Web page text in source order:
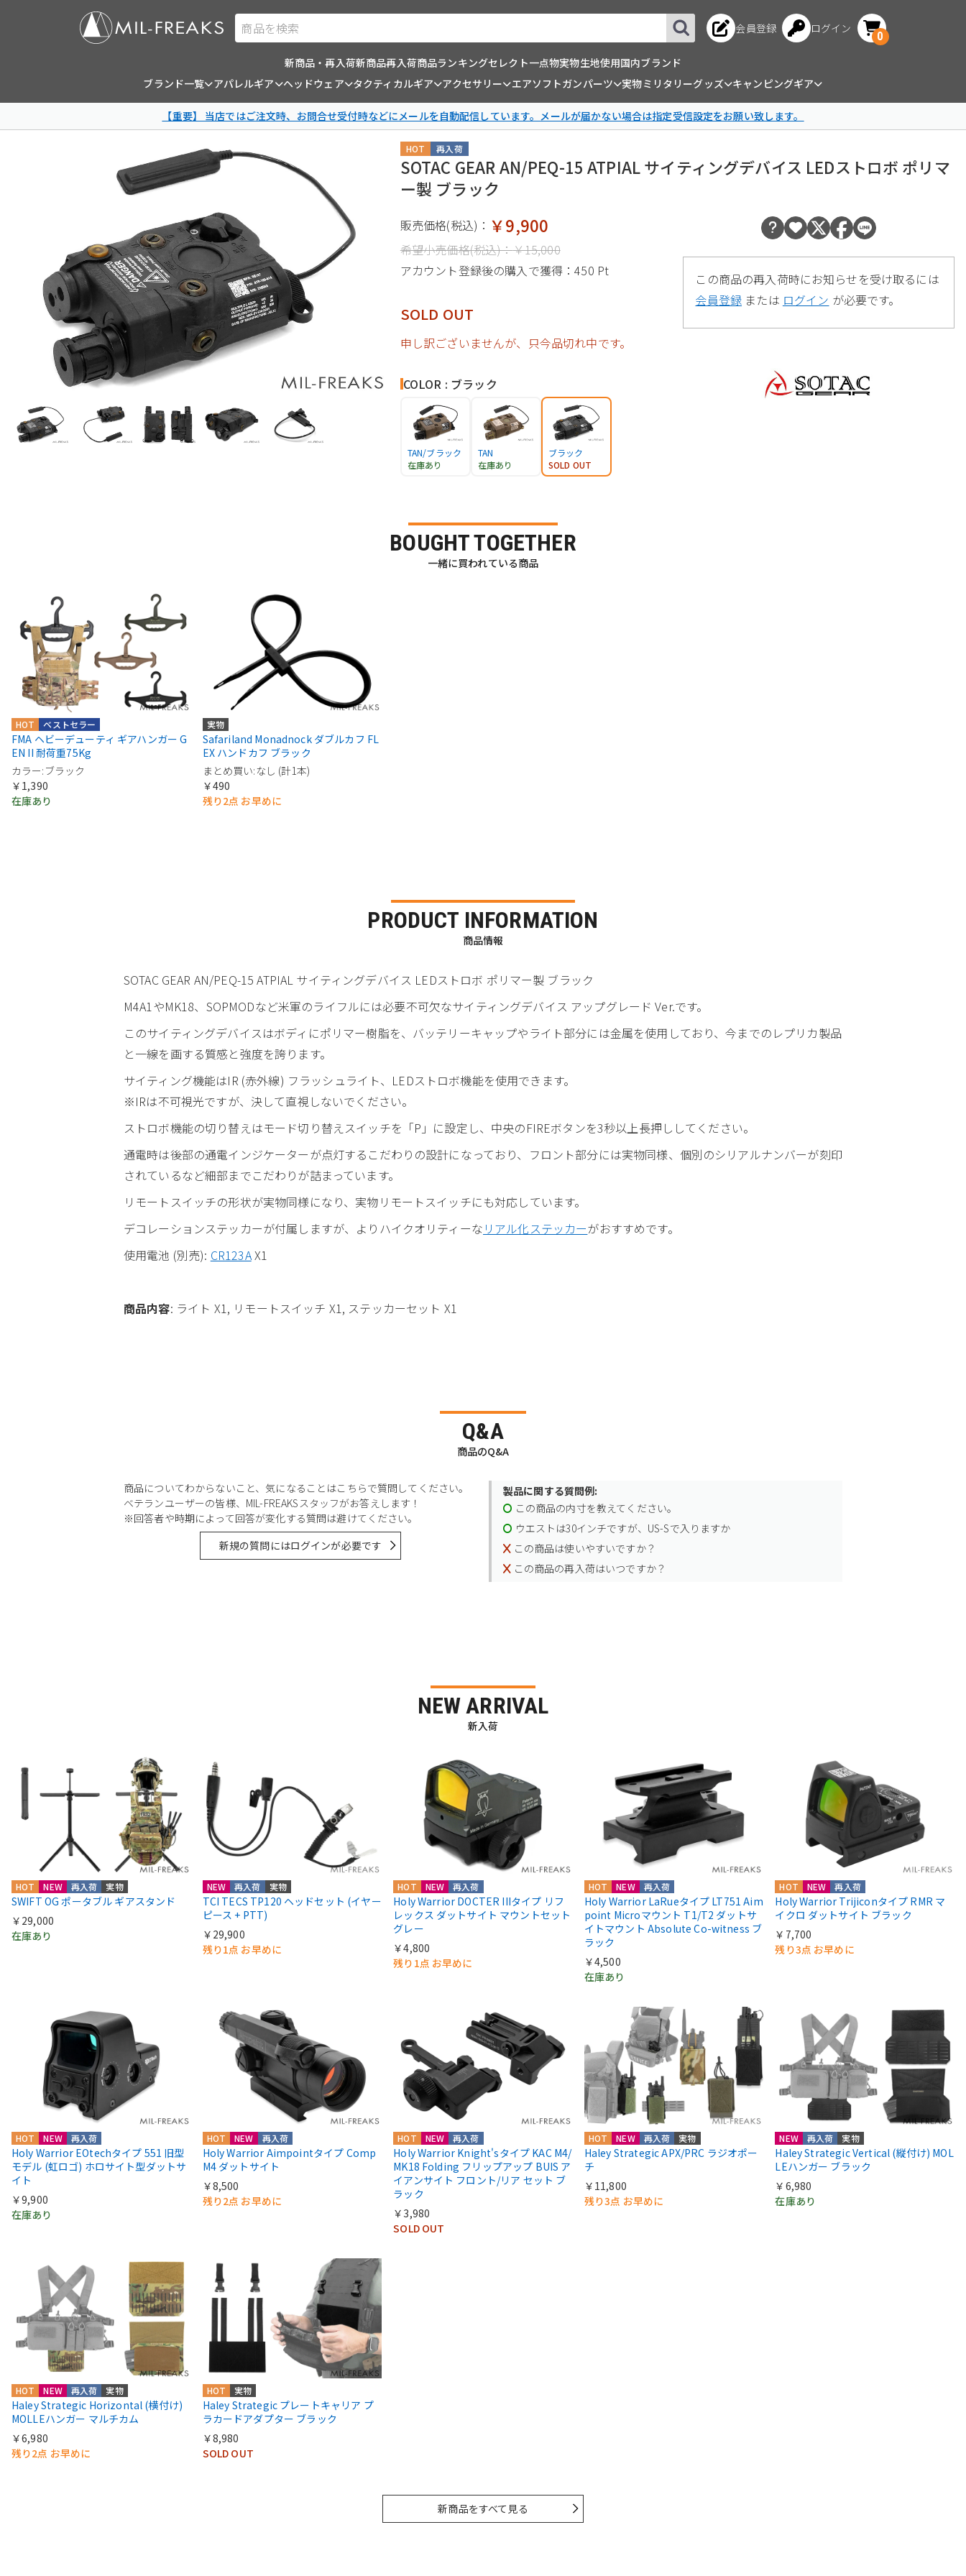
商品を検索 会員登録 ログイン
0
新商品・再入荷新商品再入荷商品ランキングセレクト一点物実物生地使用国内ブランド
ブランド一覧
アパレルギア ヘッドウェア タクティカルギア アクセサリー エアソフトガンパーツ 実物ミリタリーグッズ キャンピングギア
【重要】 当店ではご注文時、お問合せ受付時などにメールを自動配信しています。メールが届かない場合は指定受信設定をお願い致します。
再入荷
HOT
SOTAC GEAR AN/PEQ-15 ATPIAL サイティングデバイス LEDストロボ ポリマ
ー製 ブラック
販売価格(税込)： ￥9,900
希望小売価格(税込)：￥15,000
アカウント登録後の購入で獲得：450 Pt
SOLD OUT
申し訳ございませんが、只今品切れ中です。
COLOR : ブラック
TAN/ブラック
在庫あり
TAN
在庫あり
ブラック
SOLD OUT
この商品の再入荷時にお知らせを受け取るには
会員登録 または ログイン が必要です。
BOUGHT TOGETHER
一緒に買われている商品
ベストセラー
HOT
FMA ヘビーデューティ ギアハンガー G
EN II 耐荷重75Kg
カラー:ブラック
￥1,390
在庫あり
実物
Safariland Monadnock ダブルカフ FL
EX ハンドカフ ブラック
まとめ買い:なし (計1本)
￥490
残り2点 お早めに
PRODUCT INFORMATION
商品情報
SOTAC GEAR AN/PEQ-15 ATPIAL サイティングデバイス LEDストロボ ポリマー製 ブラック
M4A1やMK18、SOPMODなど米軍のライフルには必要不可欠なサイティングデバイス アップグレード Ver.です。
このサイティングデバイスはボディにポリマー樹脂を、バッテリーキャップやライト部分には金属を使用しており、今までのレプリカ製品
と一線を画する質感と強度を誇ります。
サイティング機能はIR (赤外線) フラッシュライト、LEDストロボ機能を使用できます。
※IRは不可視光ですが、決して直視しないでください。
ストロボ機能の切り替えはモード切り替えスイッチを「P」に設定し、中央のFIREボタンを3秒以上長押ししてください。
通電時は後部の通電インジケーターが点灯するこだわりの設計になっており、フロント部分には実物同様、個別のシリアルナンバーが刻印
されているなど細部までこだわりが詰まっています。
リモートスイッチの形状が実物同様になり、実物リモートスイッチにも対応しています。
デコレーションステッカーが付属しますが、よりハイクオリティーな リアル化ステッカーがおすすめです。
使用電池 (別売): CR123AX1
商品内容: ライト X1, リモートスイッチ X1, ステッカーセット X1
Q&A
商品のQ&A
商品についてわからないこと、気になることはこちらで質問してください。
ベテランユーザーの皆様、MIL-FREAKSスタッフがお答えします！
※回答者や時期によって回答が変化する質問は避けてください。
新規の質問にはログインが必要です
製品に関する質問例:
この商品の内寸を教えてください。
ウエストは30インチですが、US-Sで入りますか
この商品は使いやすいですか？
この商品の再入荷はいつですか？
NEW ARRIVAL
新入荷
HOT NEW 再入荷 実物
SWIFT OG ポータブル ギアスタンド
￥29,000
在庫あり
NEW 再入荷 実物
TCI TECS TP120 ヘッドセット (イヤー
ピース + PTT)
￥29,900
残り1点 お早めに
HOT NEW 再入荷
Holy Warrior DOCTER IIIタイプ リフ
レックス ダットサイト マウントセット
グレー
￥4,800
残り1点 お早めに
HOT NEW 再入荷
Holy Warrior LaRueタイプ LT751 Aim
point Microマウント T1/T2 ダットサ
イトマウント Absolute Co-witness ブ
ラック
￥4,500
在庫あり
HOT NEW 再入荷
Holy Warrior Trijiconタイプ RMR マ
イクロ ダットサイト ブラック
￥7,700
残り3点 お早めに
HOT NEW 再入荷
Holy Warrior EOtechタイプ 551 旧型
モデル (虹ロゴ) ホロサイト型ダットサ
イト
￥9,900
在庫あり
HOT NEW 再入荷
Holy Warrior Aimpointタイプ Comp
M4 ダットサイト
￥8,500
残り2点 お早めに
HOT NEW 再入荷
Holy Warrior Knight'sタイプ KAC M4/
MK18 Folding フリップアップ BUIS ア
イアンサイト フロント/リア セット ブ
ラック
￥3,980
SOLD OUT
HOT NEW 再入荷 実物
Haley Strategic APX/PRC ラジオポー
チ
￥11,800
残り3点 お早めに
NEW 再入荷 実物
Haley Strategic Vertical (縦付け) MOL
LEハンガー ブラック
￥6,980
在庫あり
HOT NEW 再入荷 実物
Haley Strategic Horizontal (横付け)
MOLLEハンガー マルチカム
￥6,980
残り2点 お早めに
HOT 実物
Haley Strategic プレートキャリア プ
ラカードアダプター ブラック
￥8,980
SOLD OUT
新商品をすべて見る